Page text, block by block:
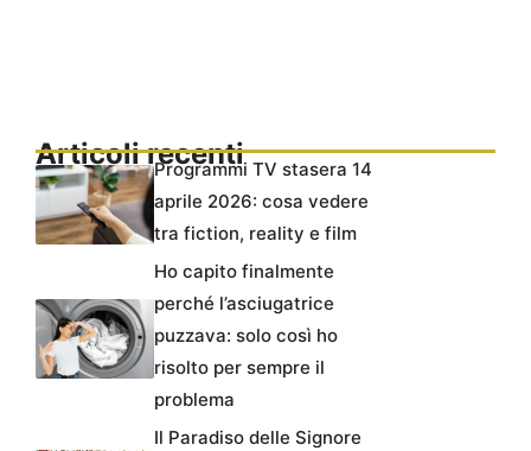
Articoli recentiProgrammi TV stasera 14
aprile 2026: cosa vedere
tra fiction, reality e film
Ho capito finalmente
perché l’asciugatrice
puzzava: solo così ho
risolto per sempre il
problema
Il Paradiso delle Signore